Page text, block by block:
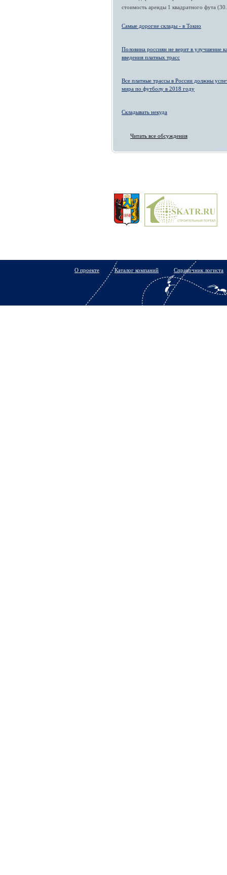
стоимость аренды 1 квадратного фута
Самые дорогие склады - в Токио
Половина россиян не верит в улучшение
введения платных трасс
Все платные трассы в России должны
мира по футболу в 2018 году
Складывать некуда
Читать все обсуждения
О проекте Каталог компаний Справочник логиста